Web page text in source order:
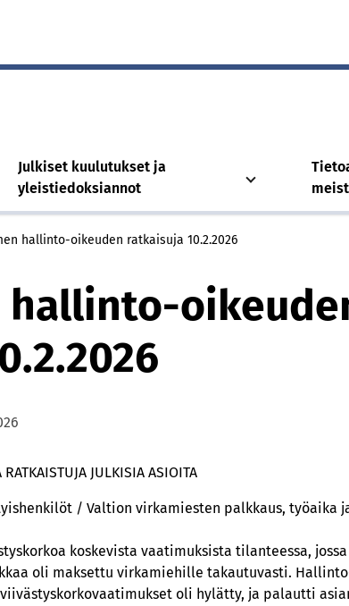
Julkiset kuulutukset ja
yleistiedoksiannot
hallinto-oikeuden ratkaisuja 10.2.2026
hallinto-
JULKISIA ASIOITA
/ Valtion virkamiesten palkkaus,
koskevista vaatimuksista tilanteessa,
oli maksettu virkamiehille takautuvasti.
oli hylätty, ja palautti